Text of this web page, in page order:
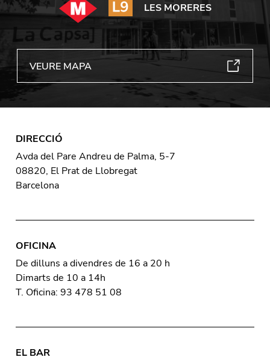
LES MORERES
VEURE MAPA
DIRECCIÓ
Avda del Pare Andreu de Palma, 5-7
08820, El Prat de Llobregat
Barcelona
OFICINA
De dilluns a divendres de 16 a 20 h
Dimarts de 10 a 14h
T. Oficina: 93 478 51 08
EL BAR